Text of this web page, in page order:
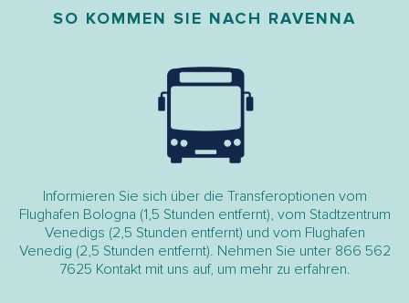
SO KOMMEN SIE NACH RAVENNA
Informieren Sie sich über die Transferoptionen vom
Flughafen Bologna (1,5 Stunden entfernt), vom Stadtzentrum
Venedigs (2,5 Stunden entfernt) und vom Flughafen
Venedig (2,5 Stunden entfernt). Nehmen Sie unter 866 562
7625 Kontakt mit uns auf, um mehr zu erfahren.